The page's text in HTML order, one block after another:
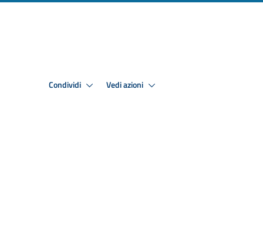
Condividi Vedi azioni